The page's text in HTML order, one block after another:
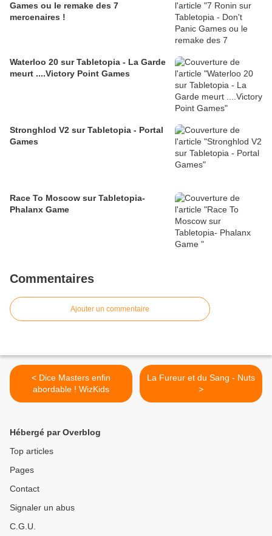
Games ou le remake des 7
mercenaires !
Waterloo 20 sur Tabletopia - La Garde
meurt ....Victory Point Games
Stronghlod V2 sur Tabletopia - Portal
Games
Race To Moscow sur Tabletopia-
Phalanx Game
Commentaires
Ajouter un commentaire
< Dice Masters enfin
abordable ! WizKids
La Fureur et du Sang - Nuts
>
Hébergé par Overblog
Top articles
Pages
Contact
Signaler un abus
C.G.U.